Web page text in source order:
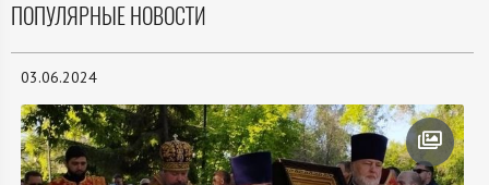
ПОПУЛЯРНЫЕ НОВОСТИ
03.06.2024